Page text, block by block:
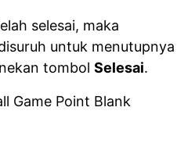
selesai, maka
untuk menutupnya
tombol Selesai.